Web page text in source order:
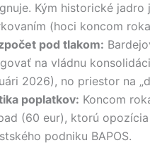
Kým historické
(hoci koncom
pod tlakom:
na vládnu
2026), no priestor na
poplatkov: Koncom
(60 eur), ktorú
podniku BAPOS.